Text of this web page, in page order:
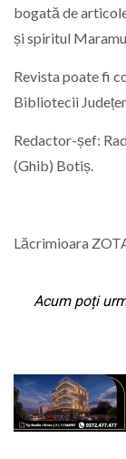
bogată de
și spiritul
Revista poate fi
Bibliotecii
Redactor-șef:
(Ghib) Botiș.
Lăcrimioara
Acum poți